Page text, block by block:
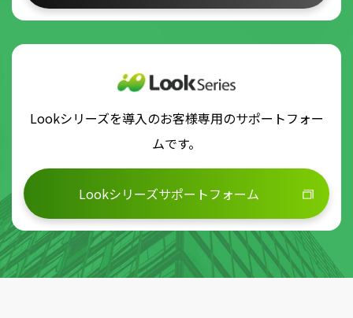
Lookシリーズを導入のお客様専用のサポートフォー
ムです。
Lookシリーズサポートフォーム